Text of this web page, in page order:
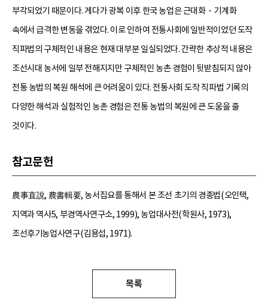
부각되었기 때문이다. 게다가 광복 이후 한국 농업은 근대화・기계화
속에서 급격한 변동을 겪었다. 이로 인하여 전통사회에 일반적이었던 도작
직파법의 구체적인 내용은 현재 대부분 일실되었다. 간략한 추상적 내용은
조선시대 농서에 일부 전해지지만 구체적인 농촌 경험이 뒷받침되지 않아
전통 농법의 복원 해석에 큰 어려움이 있다. 전통사회 도작 직파법 기록의
다양한 해석과 실험적인 농촌 경험은 전통 농법의 복원에 큰 도움을 줄
것이다.
참고문헌
農事直說, 農書輯要, 농서집요를 통해서 본 조선 초기의 경종법(오인택,
지역과 역사5, 부경역사연구소, 1999), 농업대사전(학원사, 1973),
조선후기농업사연구(김용섭, 1971).
목록